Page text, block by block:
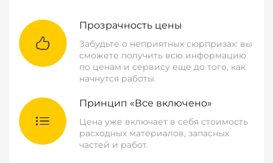
Прозрачность цены
Забудьте о неприятных сюрпризах: вы
сможете получить всю информацию
по ценам и сервису еще до того, как
начнутся работы.
Принцип «Все включено»
Цена уже включает в себя стоимость
расходных материалов, запасных
частей и работ.